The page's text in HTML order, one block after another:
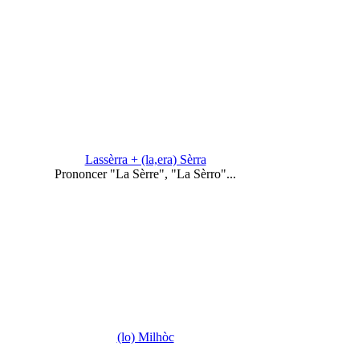
Lassèrra + (la,era) Sèrra
Prononcer "La Sèrre", "La Sèrro"...
(lo) Milhòc